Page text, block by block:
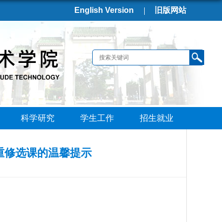
English Version 旧版网站
科学研究 学生工作 招生就业
修选课的温馨提示